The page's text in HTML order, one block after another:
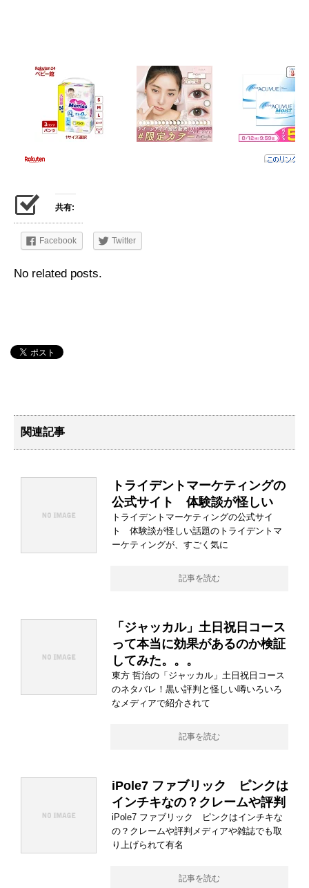
共有:
Facebook Twitter
No related posts.
関連記事
トライデントマーケティングの
公式サイト 体験談が怪しい
トライデントマーケティングの公式サイ
ト 体験談が怪しい話題のトライデントマ
ーケティングが、すごく気に
記事を読む
「ジャッカル」土日祝日コース
って本当に効果があるのか検証
してみた。。。
東方 哲治の「ジャッカル」土日祝日コース
のネタバレ！黒い評判と怪しい噂いろいろ
なメディアで紹介されて
記事を読む
iPole7 ファブリック ピンクは
インチキなの？クレームや評判
iPole7 ファブリック ピンクはインチキな
の？クレームや評判メディアや雑誌でも取
り上げられて有名
記事を読む